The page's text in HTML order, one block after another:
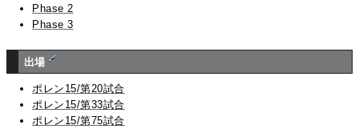
Phase 2
Phase 3
出場
ポレン15/第20試合
ポレン15/第33試合
ポレン15/第75試合